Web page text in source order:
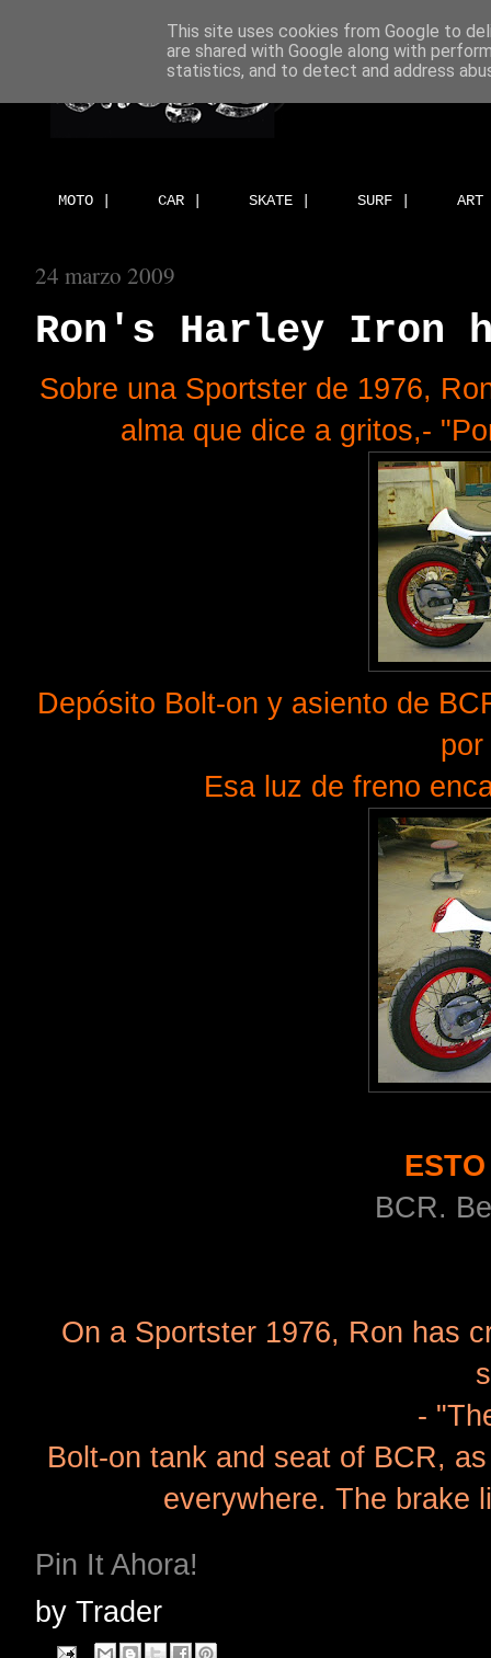
MOTO | CAR | SKATE | SURF |
24 marzo 2009
Ron's Harley Iron
Sobre una Sportster de 1976,
alma que dice a gritos,-
Depósito Bolt-on y asiento de
Esa luz de freno
BCR.
On a Sportster 1976, Ron has
-
Bolt-on tank and seat of BCR,
everywhere. The brake
Pin It Ahora!
by Trader
This site uses cookies from Google to
are shared with Google along with
statistics, and to detect and address